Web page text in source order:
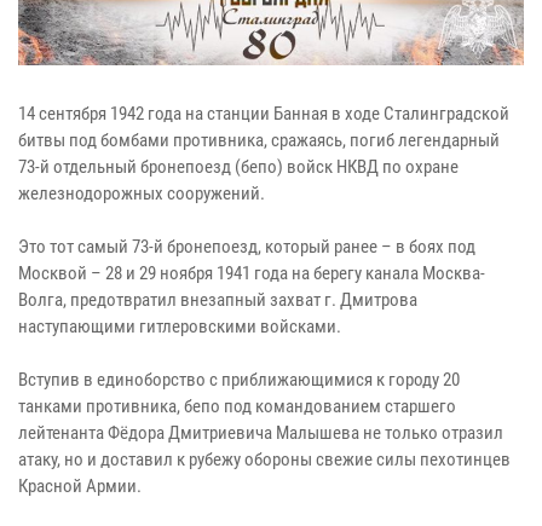
14 сентября 1942 года на станции Банная в ходе Сталинградской
битвы под бомбами противника, сражаясь, погиб легендарный
73-й отдельный бронепоезд (бепо) войск НКВД по охране
железнодорожных сооружений.
Это тот самый 73-й бронепоезд, который ранее – в боях под
Москвой – 28 и 29 ноября 1941 года на берегу канала Москва-
Волга, предотвратил внезапный захват г. Дмитрова
наступающими гитлеровскими войсками.
Вступив в единоборство с приближающимися к городу 20
танками противника, бепо под командованием старшего
лейтенанта Фёдора Дмитриевича Малышева не только отразил
атаку, но и доставил к рубежу обороны свежие силы пехотинцев
Красной Армии.